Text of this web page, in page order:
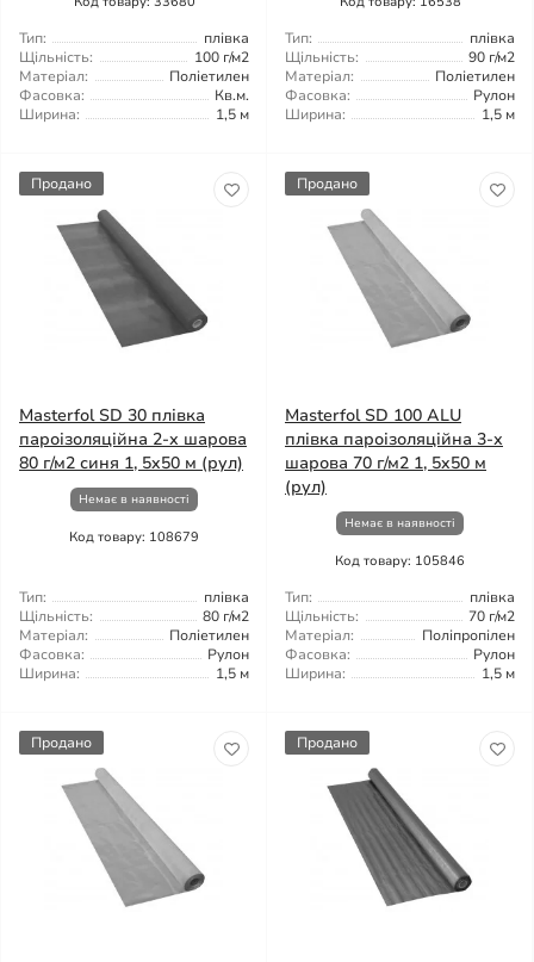
Тип:
плівка
Щільність:
100 г/м2
Матеріал:
Поліетилен
Фасовка:
Кв.м.
Ширина:
1,5 м
Тип:
плівка
Щільність:
90 г/м2
Матеріал:
Поліетилен
Фасовка:
Рулон
Ширина:
1,5 м
Продано
Masterfol SD 30 плівка
пароізоляційна 2-х шарова
80 г/м2 синя 1, 5x50 м (рул)
Немає в наявності
Код товару: 108679
Тип:
плівка
Щільність:
80 г/м2
Матеріал:
Поліетилен
Фасовка:
Рулон
Ширина:
1,5 м
Продано
Masterfol SD 100 ALU
плівка пароізоляційна 3-х
шарова 70 г/м2 1, 5x50 м
(рул)
Немає в наявності
Код товару: 105846
Тип:
плівка
Щільність:
70 г/м2
Матеріал:
Поліпропілен
Фасовка:
Рулон
Ширина:
1,5 м
Продано Продано